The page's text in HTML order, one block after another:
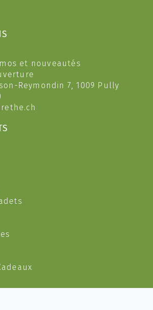
et nouveautés
Reymondin 7, 1009 Pully